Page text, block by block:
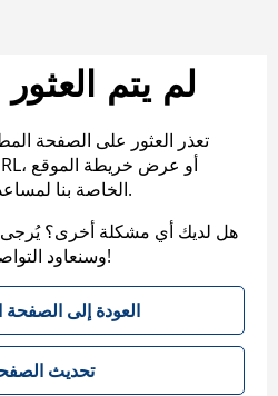
لم يتم
تعذر العثور على الصفحة
الخاصة بنا لمساعدتك في العثور على ما تريد.
هل لديك أي مشكلة أخرى؟ يُرجى
وسنعاود التواصل معك. شكرًا على صبرك!
العودة إلى الصفحة
تحديث الصفحة